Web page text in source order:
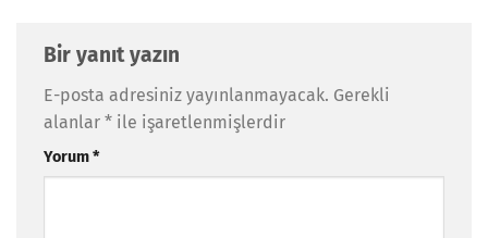
Bir yanıt yazın
E-posta adresiniz yayınlanmayacak. Gerekli
alanlar * ile işaretlenmişlerdir
Yorum*